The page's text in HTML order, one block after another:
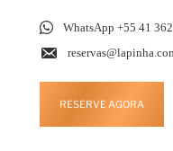
WhatsApp +55 41
RESERVE AGORA